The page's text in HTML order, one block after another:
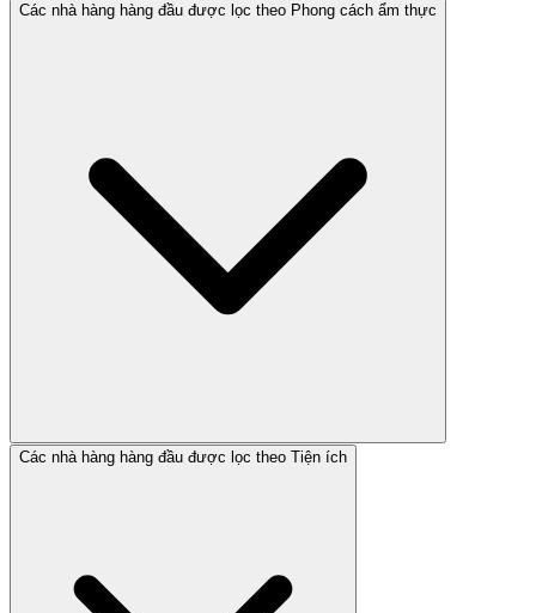
Các nhà hàng hàng đầu được lọc theo Phong cách ẩm thực
Các nhà hàng hàng đầu được lọc theo Tiện ích